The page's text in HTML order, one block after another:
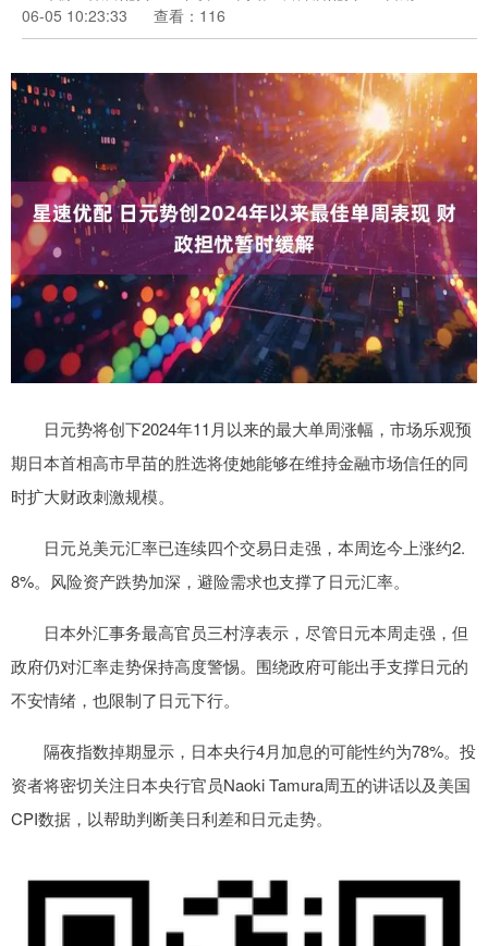
06-05 10:23:33
查看：116
日元势将创下2024年11月以来的最大单周涨幅，市场乐观预
期日本首相高市早苗的胜选将使她能够在维持金融市场信任的同
时扩大财政刺激规模。
日元兑美元汇率已连续四个交易日走强，本周迄今上涨约2.
8%。风险资产跌势加深，避险需求也支撑了日元汇率。
日本外汇事务最高官员三村淳表示，尽管日元本周走强，但
政府仍对汇率走势保持高度警惕。围绕政府可能出手支撑日元的
不安情绪，也限制了日元下行。
隔夜指数掉期显示，日本央行4月加息的可能性约为78%。投
资者将密切关注日本央行官员Naoki Tamura周五的讲话以及美国
CPI数据，以帮助判断美日利差和日元走势。